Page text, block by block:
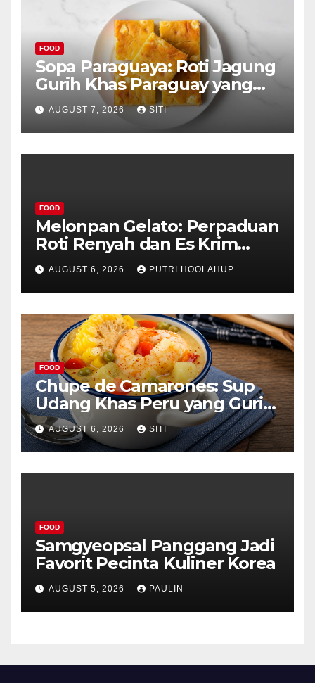
FOOD
Sopa Paraguaya: Roti Jagung
Gurih Khas Paraguay yang
Unik
AUGUST 7, 2026 SITI
FOOD
Melonpan Gelato: Perpaduan
Roti Renyah dan Es Krim
Lembut yang Menggoda
AUGUST 6, 2026 PUTRI HOOLAHUP
FOOD
Chupe de Camarones: Sup
Udang Khas Peru yang Gurih
Lezat
AUGUST 6, 2026 SITI
FOOD
Samgyeopsal Panggang Jadi
Favorit Pecinta Kuliner Korea
AUGUST 5, 2026 PAULIN